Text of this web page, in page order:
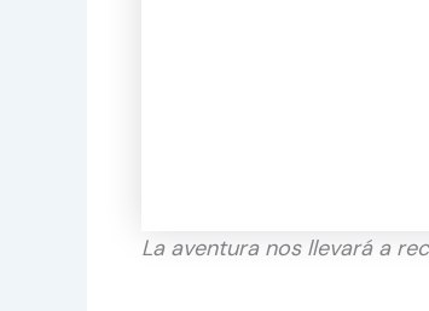
La aventura nos llevará a